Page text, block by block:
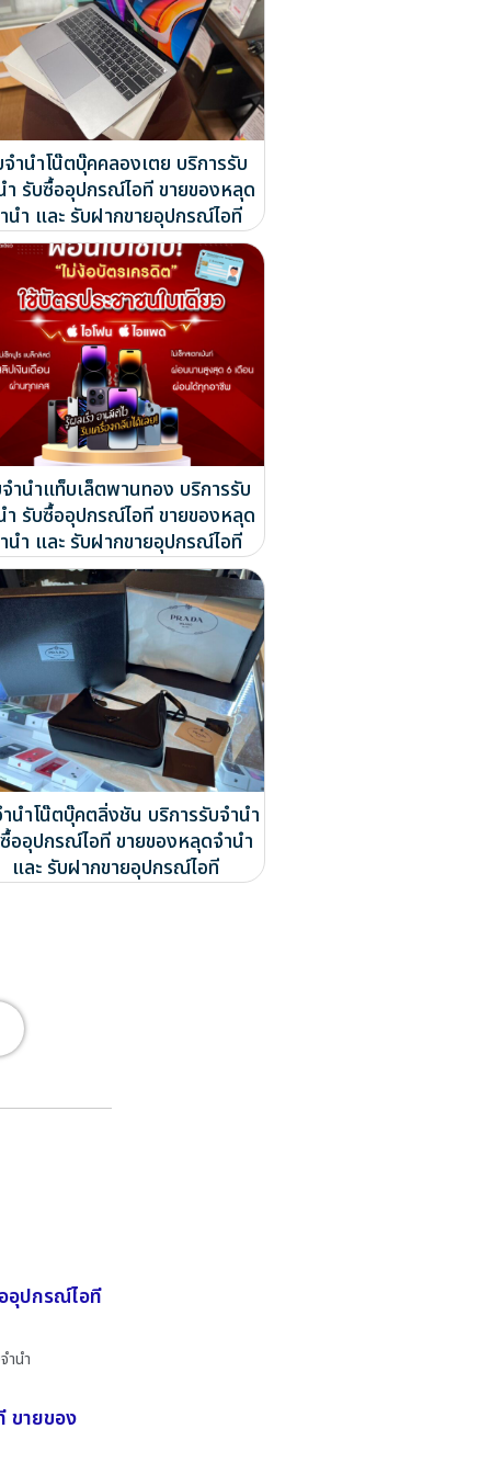
ำนำโน๊ตบุ๊คคลองเตย บริการรับ
ำ รับซื้ออุปกรณ์ไอที ขายของหลุด
นำ และ รับฝากขายอุปกรณ์ไอที
ำนำแท็บเล็ตพานทอง บริการรับ
ำ รับซื้ออุปกรณ์ไอที ขายของหลุด
นำ และ รับฝากขายอุปกรณ์ไอที
นำโน๊ตบุ๊คตลิ่งชัน บริการรับจำนำ
ออุปกรณ์ไอที ขายของหลุดจำนำ
และ รับฝากขายอุปกรณ์ไอที
อุปกรณ์ไอที
ำนำ
ขายของ